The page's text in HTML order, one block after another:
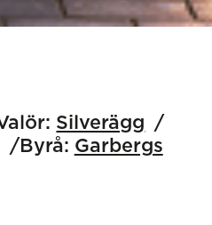
Silverägg
Byrå: Garbergs